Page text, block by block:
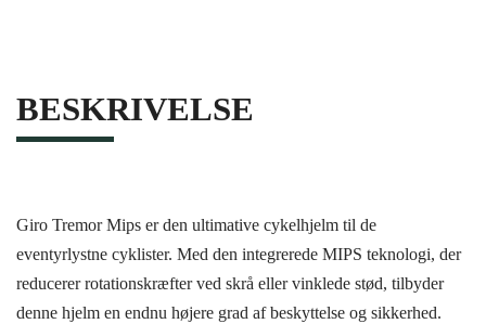
BESKRIVELSE
Giro Tremor Mips er den ultimative cykelhjelm til de
eventyrlystne cyklister. Med den integrerede MIPS teknologi, der
reducerer rotationskræfter ved skrå eller vinklede stød, tilbyder
denne hjelm en endnu højere grad af beskyttelse og sikkerhed.